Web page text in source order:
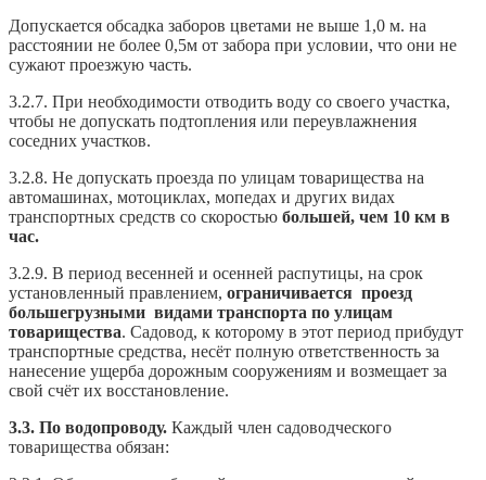
Допускается обсадка заборов цветами не выше 1,0 м. на
расстоянии не более 0,5м от забора при условии, что они не
сужают проезжую часть.
3.2.7. При необходимости отводить воду со своего участка,
чтобы не допускать подтопления или переувлажнения
соседних участков.
3.2.8. Не допускать проезда по улицам товарищества на
автомашинах, мотоциклах, мопедах и других видах
транспортных средств со скоростью большей, чем 10 км в
час.
3.2.9. В период весенней и осенней распутицы, на срок
установленный правлением, ограничивается проезд
большегрузными видами транспорта по улицам
товарищества. Садовод, к которому в этот период прибудут
транспортные средства, несёт полную ответственность за
нанесение ущерба дорожным сооружениям и возмещает за
свой счёт их восстановление.
3.3. По водопроводу. Каждый член садоводческого
товарищества обязан: